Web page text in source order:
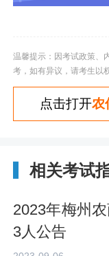
温馨提示：因考试政策、
考，如有异议，请考生以
点击打开农
相关考试
2023年梅州
3人公告